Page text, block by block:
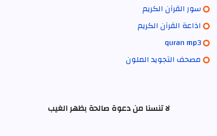
سور القرآن الكريم
اذاعة القرآن الكريم
quran mp3
مصحف التجويد الملون
لا تنسنا من دعوة صالحة بظهر الغيب